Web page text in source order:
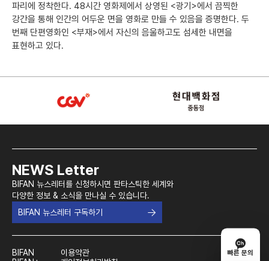
빠른 문의
파리에 정착한다. 48시간 영화제에서 상영된 <광기>에서 끔찍한
강간을 통해 인간의 어두운 면을 영화로 만들 수 있음을 증명한다. 두
번째 단편영화인 <부재>에서 자신의 음울하고도 섬세한 내면을
표현하고 있다.
NEWS Letter
BIFAN 뉴스레터를 신청하시면 판타스틱한 세계와
다양한 정보 & 소식을 만나실 수 있습니다.
BIFAN 뉴스레터 구독하기
BIFAN
이용약관